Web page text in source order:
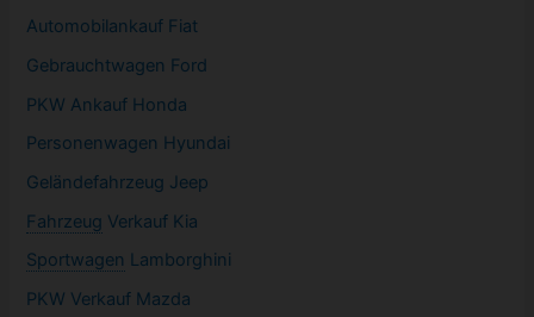
Automobilankauf Fiat
Gebrauchtwagen Ford
PKW Ankauf Honda
Personenwagen Hyundai
Geländefahrzeug Jeep
Fahrzeug Verkauf Kia
Sportwagen Lamborghini
PKW Verkauf Mazda